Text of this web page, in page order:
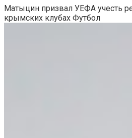
Матыцин призвал УЕФА учесть
крымских клубах Футбол